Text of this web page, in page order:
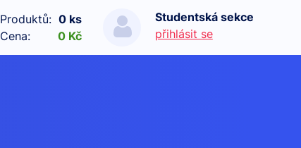
Produktů: 0 ks
Cena:
0 Kč
Studentská sekce
přihlásit se